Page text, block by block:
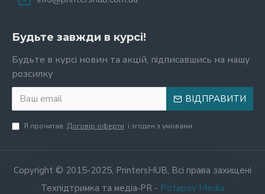
Будьте завжди в курсі!
Будьте в курсі новин та акцій, підписавшись на нашу
розсилку
ВІДПРАВИТИ
Я прочитав Договір оферти і згоден з умовами
Copyright © 2015-2025, PrintersHUB, Всі права захищені
Техпідтримка та медіа‑PR - Potapov Media